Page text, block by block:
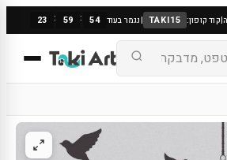
|קוד קופון: TAKI15
|נגמר בעוד 23 : 59 : 54